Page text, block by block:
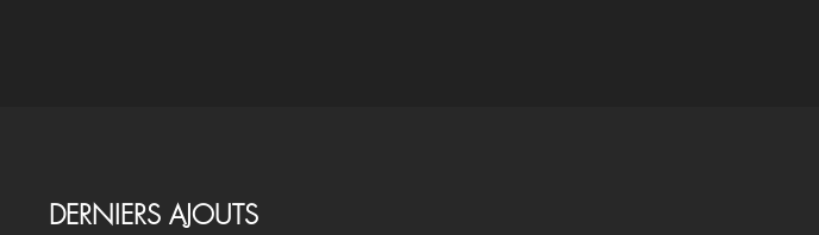
DERNIERS AJOUTS